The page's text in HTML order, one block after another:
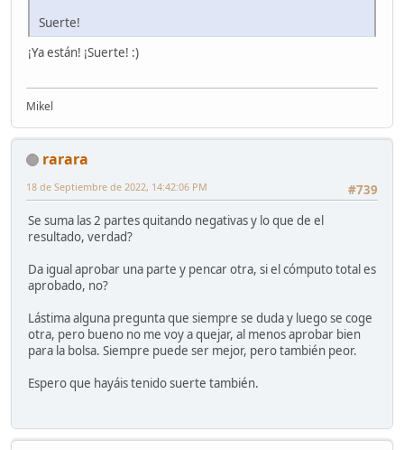
Suerte!
¡Ya están! ¡Suerte! :)
Mikel
rarara
#739
18 de Septiembre de 2022, 14:42:06 PM
Se suma las 2 partes quitando negativas y lo que de el
resultado, verdad?
Da igual aprobar una parte y pencar otra, si el cómputo total es
aprobado, no?
Lástima alguna pregunta que siempre se duda y luego se coge
otra, pero bueno no me voy a quejar, al menos aprobar bien
para la bolsa. Siempre puede ser mejor, pero también peor.
Espero que hayáis tenido suerte también.